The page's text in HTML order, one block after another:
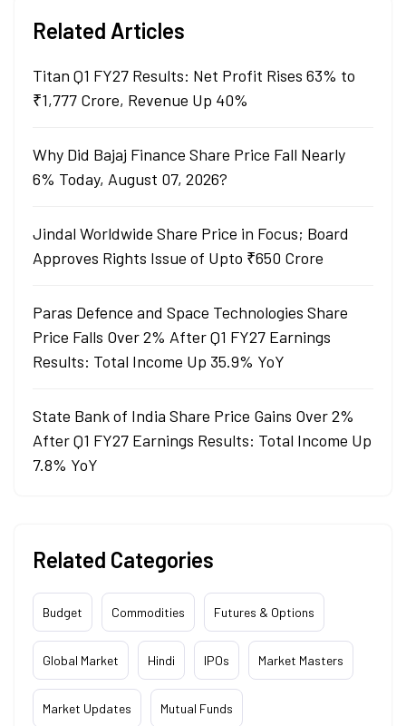
Related Articles
Titan Q1 FY27 Results: Net Profit Rises 63% to
₹1,777 Crore, Revenue Up 40%
Why Did Bajaj Finance Share Price Fall Nearly
6% Today, August 07, 2026?
Jindal Worldwide Share Price in Focus; Board
Approves Rights Issue of Upto ₹650 Crore
Paras Defence and Space Technologies Share
Price Falls Over 2% After Q1 FY27 Earnings
Results: Total Income Up 35.9% YoY
State Bank of India Share Price Gains Over 2%
After Q1 FY27 Earnings Results: Total Income Up
7.8% YoY
Related Categories
Budget Commodities Futures & Options
Global Market Hindi IPOs Market Masters
Market Updates Mutual Funds